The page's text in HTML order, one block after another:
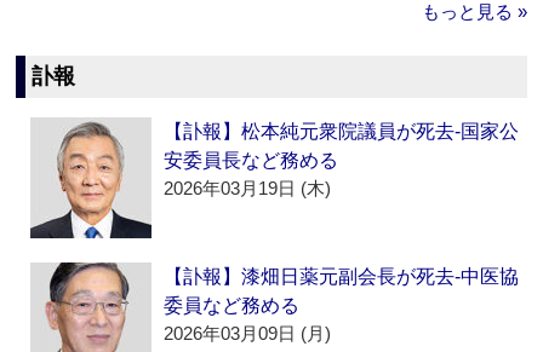
もっと見る »
訃報
【訃報】松本純元衆院議員が死去‐国家公
安委員長など務める
2026年03月19日 (木)
【訃報】漆畑日薬元副会長が死去‐中医協
委員など務める
2026年03月09日 (月)